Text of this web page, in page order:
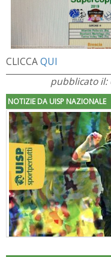
CLICCAQUI
pubblicato il:
NOTIZIE DA UISP NAZIONALE